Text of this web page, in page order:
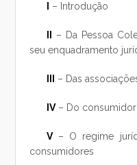
– Introdução
– Da Pessoa
seu enquadramento
– Das
IV– Do consumidor
V– O regime
consumidores